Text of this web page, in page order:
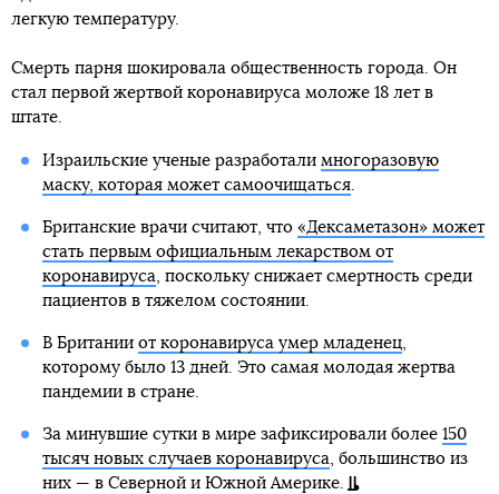
легкую температуру.
Смерть парня шокировала общественность города. Он
стал первой жертвой коронавируса моложе 18 лет в
штате.
Израильские ученые разработали многоразовую
маску, которая может самоочищаться.
Британские врачи считают, что «Дексаметазон» может
стать первым официальным лекарством от
коронавируса, поскольку снижает смертность среди
пациентов в тяжелом состоянии.
В Британии от коронавируса умер младенец,
которому было 13 дней. Это самая молодая жертва
пандемии в стране.
За минувшие сутки в мире зафиксировали более 150
тысяч новых случаев коронавируса, большинство из
них — в Северной и Южной Америке.